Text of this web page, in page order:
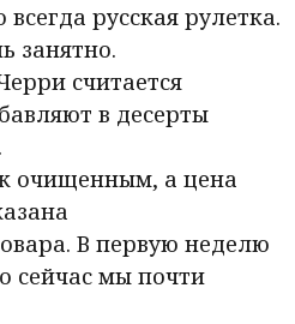
всегда русская рулетка.
занятно.
считается
в десерты
очищенным, а цена
В первую неделю
сейчас мы почти